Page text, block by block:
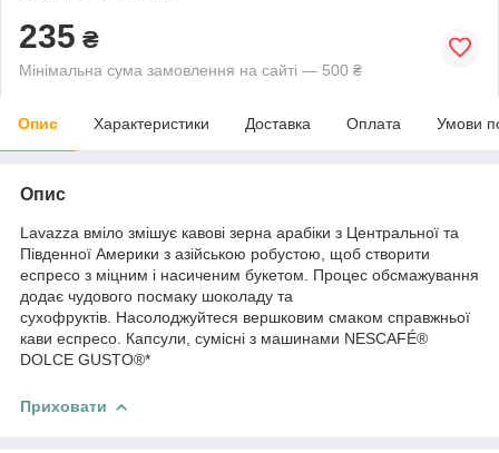
235 ₴
Мінімальна сума замовлення на сайті — 500 ₴
Опис Характеристики Доставка Оплата Умови
Опис
Lavazza вміло змішує кавові зерна арабіки з Центральної та
Південної Америки з азійською робустою, щоб створити
еспресо з міцним і насиченим букетом. Процес обсмажування
додає чудового посмаку шоколаду та
сухофруктів. Насолоджуйтеся вершковим смаком справжньої
кави еспресо. Капсули, сумісні з машинами NESCAFÉ®
DOLCE GUSTO®*
Приховати